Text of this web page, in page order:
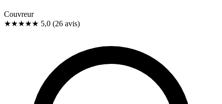
Couvreur
★★★★★ 5,0 (26 avis)